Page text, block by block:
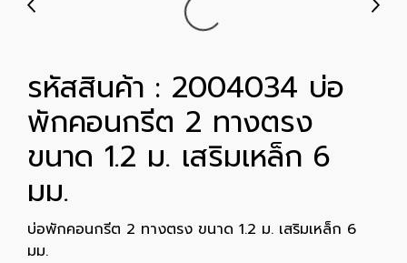
รหัสสินค้า : 2004034 บ่อ
พักคอนกรีต 2 ทางตรง
ขนาด 1.2 ม. เสริมเหล็ก 6
มม.
บ่อพักคอนกรีต 2 ทางตรง ขนาด 1.2 ม. เสริมเหล็ก 6
มม.